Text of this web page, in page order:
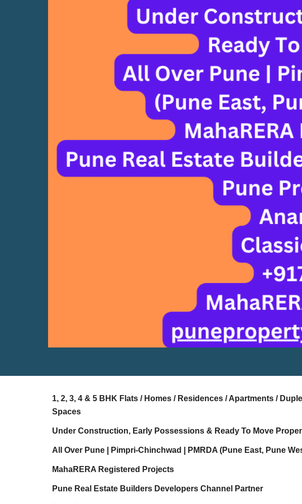
1, 2, 3, 4 & 5 BHK Flats / Homes / Residences / Apartments /
Spaces
Under Construction, Early Possessions & Ready To Move
All Over Pune | Pimpri-Chinchwad | PMRDA (Pune East, Pune
MahaRERA Registered Projects
Pune Real Estate Builders Developers Channel Partner